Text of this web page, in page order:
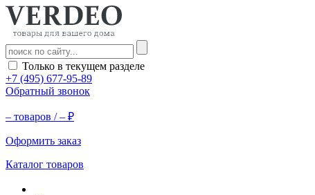
Только в текущем разделе
+7 (495) 677-95-89
Обратный звонок
– товаров /– ₽
Оформить заказ
Каталог товаров